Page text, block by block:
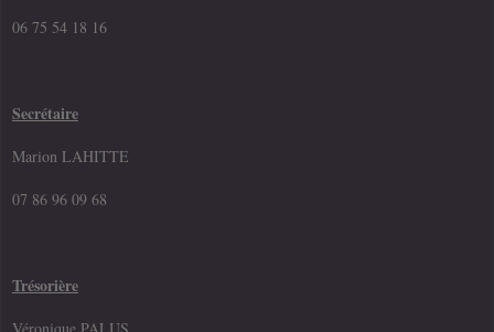
06 75 54 18 16
Secrétaire
Marion LAHITTE
07 86 96 09 68
Trésorière